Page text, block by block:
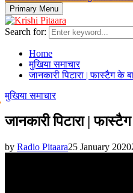
Primary Menu
Search for:
Home
मुखिया समाचार
जानकारी पिटारा | फास्टैग के
मुखिया समाचार
जानकारी पिटारा |
by Radio Pitaara25 January 2020